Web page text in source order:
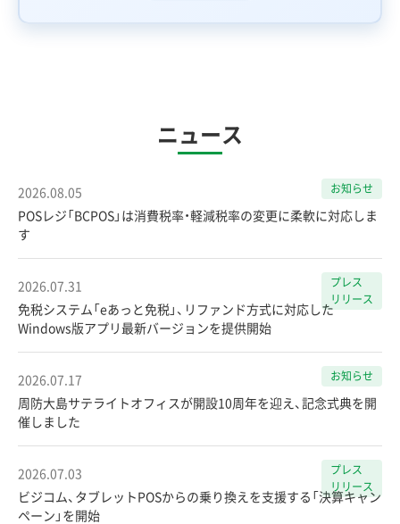
ニュース
2026.08.05 お知らせ
POSレジ「BCPOS」は消費税率・軽減税率の変更に柔軟に対応しま
す
2026.07.31
プレス
リリース
免税システム「eあっと免税」、リファンド方式に対応した
Windows版アプリ最新バージョンを提供開始
2026.07.17 お知らせ
周防大島サテライトオフィスが開設10周年を迎え、記念式典を開
催しました
2026.07.03
プレス
リリース
ビジコム、タブレットPOSからの乗り換えを支援する「決算キャン
ペーン」を開始